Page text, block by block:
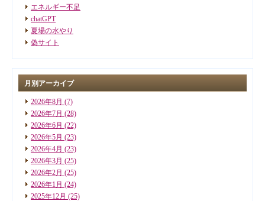
エネルギー不足
chatGPT
夏場の水やり
偽サイト
月別アーカイブ
2026年8月 (7)
2026年7月 (28)
2026年6月 (22)
2026年5月 (23)
2026年4月 (23)
2026年3月 (25)
2026年2月 (25)
2026年1月 (24)
2025年12月 (25)